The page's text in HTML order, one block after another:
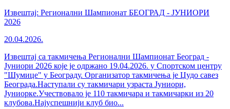
Извештај: Регионални Шампионат БЕОГРАД - ЈУНИОРИ
2026
20.04.2026.
Извештај са такмичења Регионални Шампионат Београд -
Јуниори 2026 које је одржано 19.04.2026. у Спортском центру
"Шумице" у Београду. Организатор такмичења је Џудо савез
Београда.Наступали су такмичари узраста Јуниори,
Јуниорке.Учествовало је 110 такмичара и такмичарки из 20
клубова.Најуспешнији клуб био...